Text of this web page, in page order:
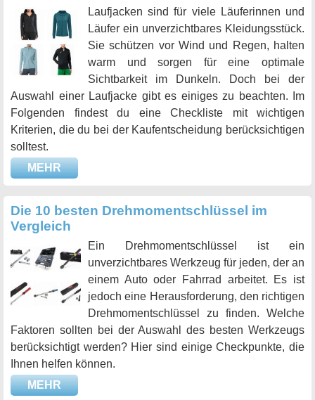
Laufjacken sind für viele Läuferinnen und
Läufer ein unverzichtbares Kleidungsstück.
Sie schützen vor Wind und Regen, halten
warm und sorgen für eine optimale
Sichtbarkeit im Dunkeln. Doch bei der
Auswahl einer Laufjacke gibt es einiges zu beachten. Im
Folgenden findest du eine Checkliste mit wichtigen
Kriterien, die du bei der Kaufentscheidung berücksichtigen
solltest.
MEHR
Die 10 besten Drehmomentschlüssel im
Vergleich
Ein Drehmomentschlüssel ist ein
unverzichtbares Werkzeug für jeden, der an
einem Auto oder Fahrrad arbeitet. Es ist
jedoch eine Herausforderung, den richtigen
Drehmomentschlüssel zu finden. Welche
Faktoren sollten bei der Auswahl des besten Werkzeugs
berücksichtigt werden? Hier sind einige Checkpunkte, die
Ihnen helfen können.
MEHR